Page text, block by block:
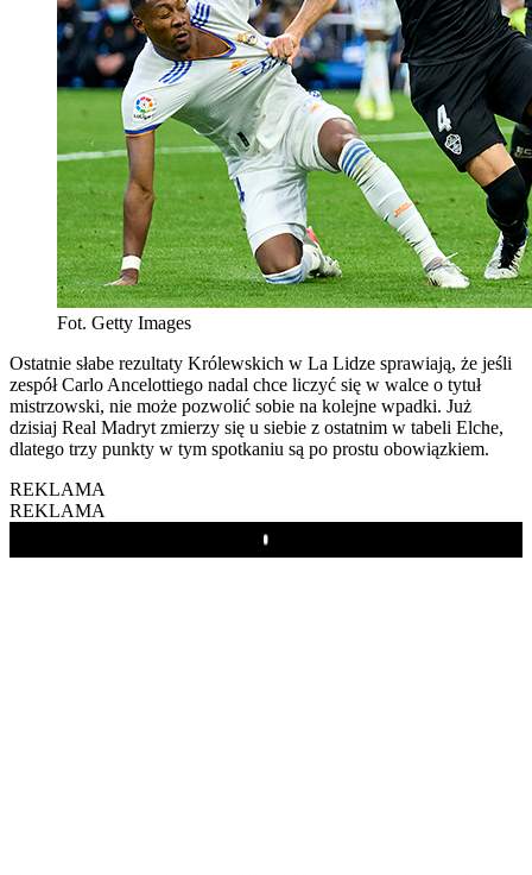
Fot. Getty Images
Ostatnie słabe rezultaty Królewskich w La Lidze sprawiają, że jeśli
zespół Carlo Ancelottiego nadal chce liczyć się w walce o tytuł
mistrzowski, nie może pozwolić sobie na kolejne wpadki. Już
dzisiaj Real Madryt zmierzy się u siebie z ostatnim w tabeli Elche,
dlatego trzy punkty w tym spotkaniu są po prostu obowiązkiem.
REKLAMA
REKLAMA
Play